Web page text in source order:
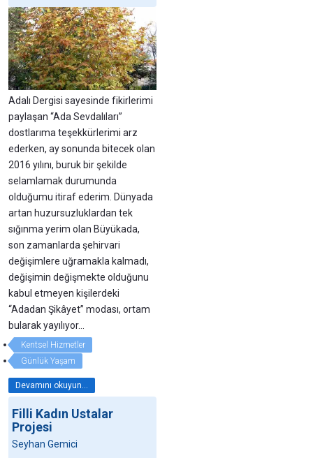
Adalı Dergisi sayesinde fikirlerimi
paylaşan “Ada Sevdalıları”
dostlarıma teşekkürlerimi arz
ederken, ay sonunda bitecek olan
2016 yılını, buruk bir şekilde
selamlamak durumunda
olduğumu itiraf ederim. Dünyada
artan huzursuzluklardan tek
sığınma yerim olan Büyükada,
son zamanlarda şehirvari
değişimlere uğramakla kalmadı,
değişimin değişmekte olduğunu
kabul etmeyen kişilerdeki
“Adadan Şikâyet” modası, ortam
bularak yayılıyor…
Kentsel Hizmetler
Günlük Yaşam
Devamını okuyun...
Filli Kadın Ustalar
Projesi
Seyhan Gemici